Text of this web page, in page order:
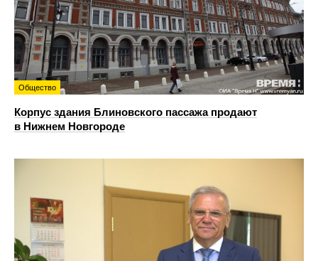
Общество
Корпус здания Блиновского пассажа продают
в Нижнем Новгороде